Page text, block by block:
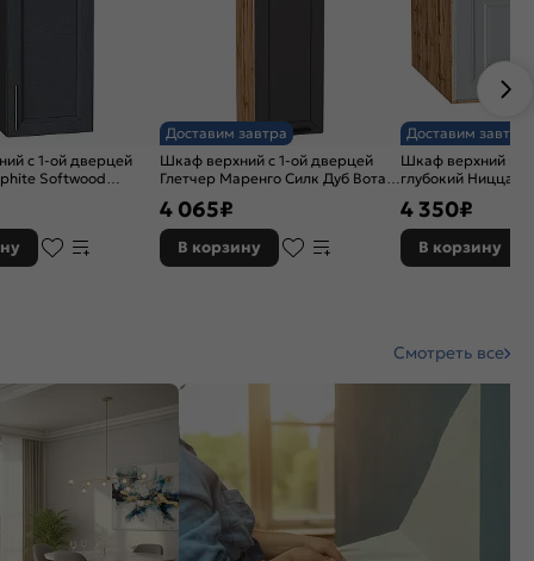
с 1-ой дверцей
Softwood
Доставим завтра
Шкаф верхний с 1-ой дверцей
Глетчер Маренго Силк Дуб Вотан
4 065₽
В корзину
Доставим завтра
Шкаф верхний
глубокий Ницца
4 350₽
В корзину
Смотреть все